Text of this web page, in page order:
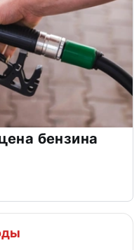
бензина